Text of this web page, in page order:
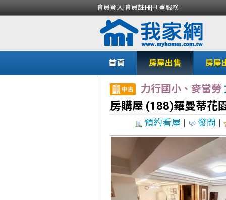
會員登入|會員註冊|刊登服務
首頁 房屋出售 房屋
力行國小、麥當勞
房購屋 (188)羅曼蒂花
預約看屋 | 發問 |